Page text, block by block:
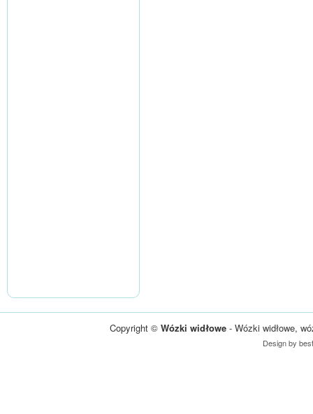
Copyright ©Wózki widłowe - Wózki widłowe,
Design by